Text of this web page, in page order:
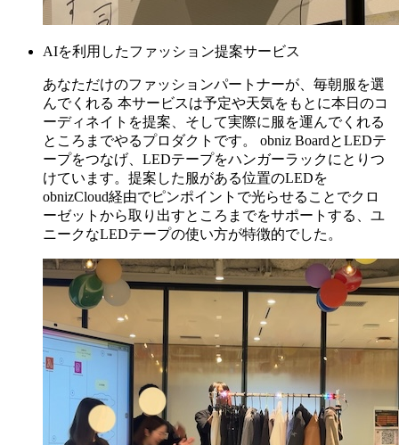
AIを利用したファッション提案サービス
あなただけのファッションパートナーが、毎朝服を選
んでくれる 本サービスは予定や天気をもとに本日のコ
ーディネイトを提案、そして実際に服を運んでくれる
ところまでやるプロダクトです。 obniz BoardとLEDテ
ープをつなげ、LEDテープをハンガーラックにとりつ
けています。提案した服がある位置のLEDを
obnizCloud経由でピンポイントで光らせることでクロ
ーゼットから取り出すところまでをサポートする、ユ
ニークなLEDテープの使い方が特徴的でした。